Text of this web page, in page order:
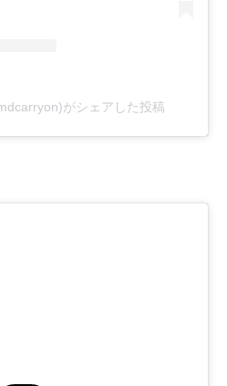
がシェアした投稿